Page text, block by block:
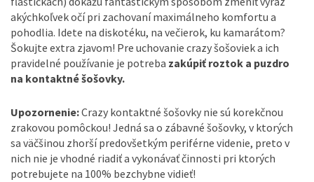
akýchkoľvek očí pri zachovaní maximálneho komfortu a
pohodlia. Idete na diskotéku, na večierok, ku kamarátom?
Šokujte extra zjavom! Pre uchovanie crazy šošoviek a ich
pravidelné používanie je potreba zakúpiť roztok a puzdro
na kontaktné šošovky.
Upozornenie:Crazy kontaktné šošovky nie sú korekčnou
zrakovou pomôckou! Jedná sa o zábavné šošovky, v ktorých
sa väčšinou zhorší predovšetkým periférne videnie, preto v
nich nie je vhodné riadiť a vykonávať činnosti pri ktorých
potrebujete na 100% bezchybne vidieť!